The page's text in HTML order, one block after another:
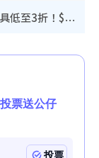
廚具優惠｜普樂氏/意美廚/Buffalo廚具低至3折！$89起買煎鍋／炒鑊／個人鍋 同場小家電激減至$99起